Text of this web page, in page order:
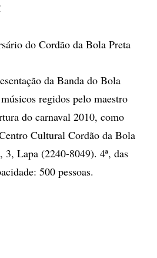
do Cordão da Bola Preta
da Banda do Bola
regidos pelo maestro
do carnaval 2010, como
Cultural Cordão da Bola
3, Lapa (2240-8049). 4ª, das
500 pessoas.